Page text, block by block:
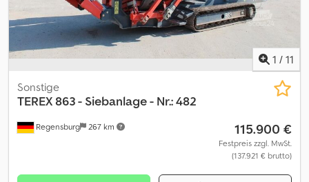
1 / 11
Regensburg 267 km
Sonstige
TEREX863 - Siebanlage - Nr.: 482
115.900 €
Festpreis zzgl. MwSt.
(137.921 € brutto)